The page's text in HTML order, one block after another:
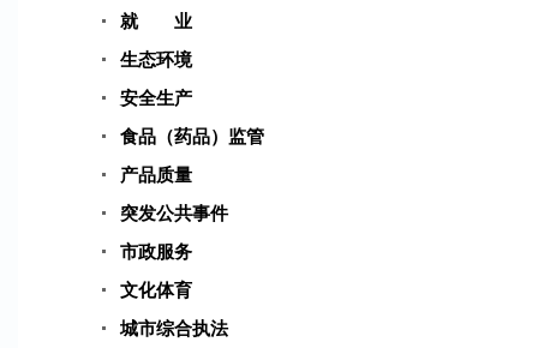
就 业
生态环境
安全生产
食品（药品）监管
产品质量
突发公共事件
市政服务
文化体育
城市综合执法